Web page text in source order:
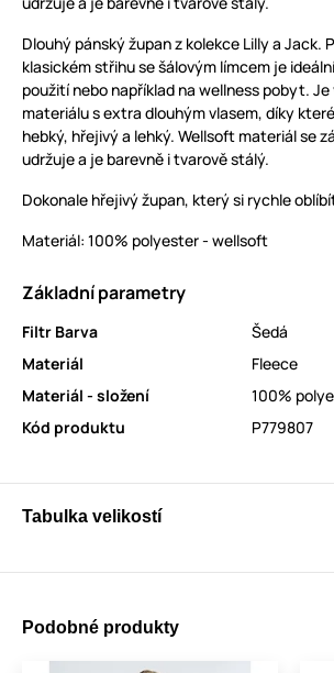
Dlouhý pánský župan z kolekce Lilly a Jack.
klasickém střihu se šálovým límcem je
použití nebo například na wellness pobyt.
materiálu s extra dlouhým vlasem, díky
hebký, hřejivý a lehký. Wellsoft materiál se
udržuje a je barevně i tvarově stálý.
Dokonale hřejivý župan, který si rychle
Materiál: 100% polyester - wellsoft
Základní parametry
Filtr Barva
Šedá
Materiál
Fleece
Materiál - složení
100%
Kód produktu
P779807
Tabulka velikostí
Podobné produkty